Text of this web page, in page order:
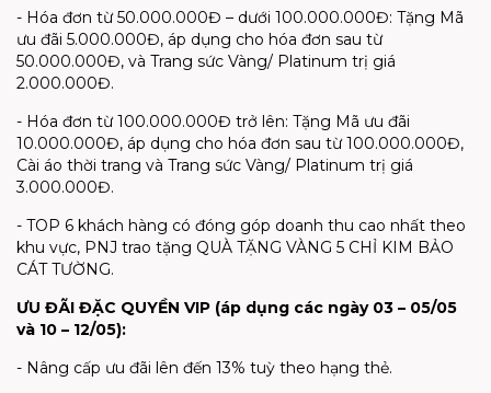
- Hóa đơn từ 50.000.000Đ – dưới 100.000.000Đ: Tặng Mã
ưu đãi 5.000.000Đ, áp dụng cho hóa đơn sau từ
50.000.000Đ, và Trang sức Vàng/ Platinum trị giá
2.000.000Đ.
- Hóa đơn từ 100.000.000Đ trở lên: Tặng Mã ưu đãi
10.000.000Đ, áp dụng cho hóa đơn sau từ 100.000.000Đ,
Cài áo thời trang và Trang sức Vàng/ Platinum trị giá
3.000.000Đ.
- TOP 6 khách hàng có đóng góp doanh thu cao nhất theo
khu vực, PNJ trao tặng QUÀ TẶNG VÀNG 5 CHỈ KIM BẢO
CÁT TƯỜNG.
ƯU ĐÃI ĐẶC QUYỀN VIP (áp dụng các ngày 03 – 05/05
và 10 – 12/05):
- Nâng cấp ưu đãi lên đến 13% tuỳ theo hạng thẻ.